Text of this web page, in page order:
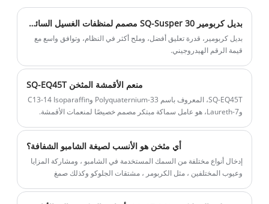
الأميني ، ومن السهل سماكة النظام. في غضون
ذلك ، يمكن أن يكون هذا المنتج خاليًا من المواد
الحافظة عندما تكون قيمة الرقم الهيدروجيني
أعلى من 10.
بديل كربومير SQ-Susper 30 مصمم لمنظفات الغسيل السائلة والشامبو
بديل كربومير، قدرة تعليق أفضل، وملح أكثر في النظام، وتوافق واسع مع
قيمة الرقم الهيدروجيني.
منعم الأقمشة المثخن SQ-EQ45T
SQ-EQ45T، المعروف باسم Polyquaternium-33 وC13-14 Isoparaffin
وLaureth-7، هو عامل سماكة مبتكر مصمم خصيصًا لمنعمات الأقمشة.
أي مثخن هو الأنسب لصيغة الشامبو الشفافة؟
إدخال أنواع مختلفة من السمك المستخدمة في الشامبو ، ومشاركة المزايا
وعيوب المختلفين ، مثل الكربومر ، مشتقات الجلوكو وكذلك صمغ